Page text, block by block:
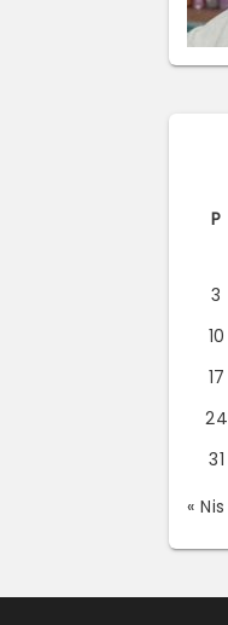
P
« Nis
3
10
17
24
31